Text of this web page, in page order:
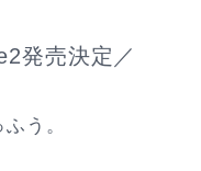
発売決定／
う。